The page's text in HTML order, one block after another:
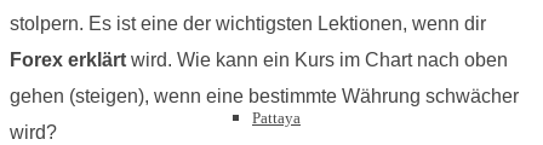
Pattaya
stolpern. Es ist eine der wichtigsten Lektionen, wenn dir
Forex erklärt wird. Wie kann ein Kurs im Chart nach oben
gehen (steigen), wenn eine bestimmte Währung schwächer
wird?